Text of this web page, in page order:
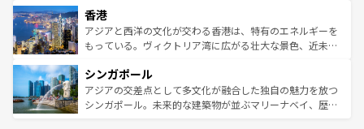
とつ。フォーやバインミー、ベトナムコーヒーなどは、ぜ
ひ現地で味わいたい。どの地域を訪れてもあたたかい人々
が旅行者を迎えてくれるので、きっと忘れられない旅にな
参照してほしい。
の活気が交差している。北部ではチェンマイなどの山岳地
帯で自然と触れ合い、南部ではプーケットやクラビの美し
いビーチでリゾート気分を楽しむことができる。タイ料理
激する。気候は一年中温暖で、どの季節にも異なる楽しみ
が待っている。親しみやすいタイの人々、仏教を中心とし
た文化、そして多様な観光資源が、訪れる旅人を魅了し続
香港
アジアと西洋の文化が交わる香港は、特有のエネルギーを
もっている。ヴィクトリア湾に広がる壮大な景色、近未来
み、どこを訪れても感動するはず。観光スポットが密集し
ており、効率よく見どころを回れるのも魅力。息をのむよ
うな絶景から文化的な体験まで、香港を存分に楽しみ尽く
シンガポール
アジアの交差点として多文化が融合した独自の魅力を放つ
シンガポール。未来的な建築物が並ぶマリーナベイ、歴史